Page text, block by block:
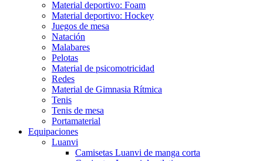
Material deportivo: Foam
Material deportivo: Hockey
Juegos de mesa
Natación
Malabares
Pelotas
Material de psicomotricidad
Redes
Material de Gimnasia Rítmica
Tenis
Tenis de mesa
Portamaterial
Equipaciones
Luanvi
Camisetas Luanvi de manga corta